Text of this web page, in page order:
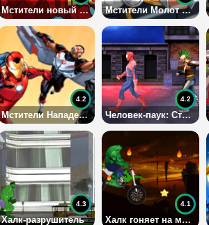
Мстители новый костюм Железного Человека Мстители Молот Тора
Мстители Нападение на Гидру
4.2
Человек-паук: Страж улиц
4.2
Халк-разрушитель
4.3
Халк гоняет на мотоцикле
4.1